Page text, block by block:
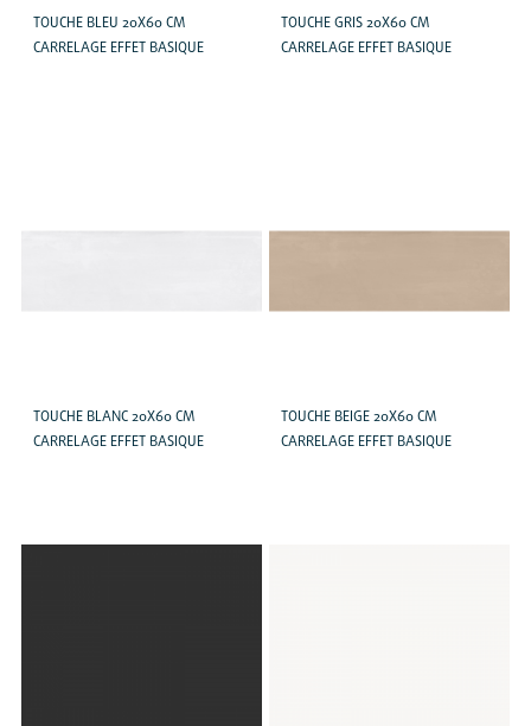
TOUCHE BLEU 20X60 CM
CARRELAGE EFFET BASIQUE
TOUCHE GRIS 20X60 CM
CARRELAGE EFFET BASIQUE
TOUCHE BLANC 20X60 CM
CARRELAGE EFFET BASIQUE
TOUCHE BEIGE 20X60 CM
CARRELAGE EFFET BASIQUE